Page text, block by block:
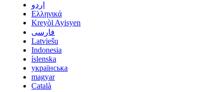
اردو
Ελληνικά
Kreyòl Ayisyen
فارسی
Latviešu
Indonesia
íslenska
українська
magyar
Català